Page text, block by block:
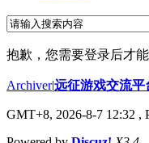
抱歉，您需要登录后才
Archiver|远征游戏交流平
GMT+8, 2026-8-7 12:32 ,